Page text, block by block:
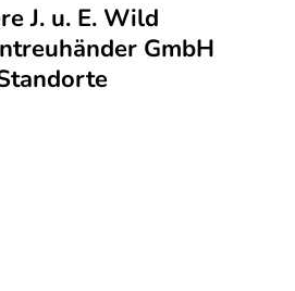
J. u. E. Wild
GmbH